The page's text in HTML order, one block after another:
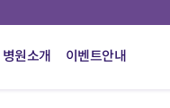
병원소개 이벤트안내